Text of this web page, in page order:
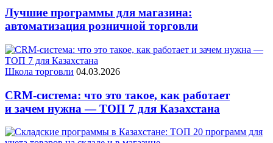
Лучшие программы для магазина:
автоматизация розничной торговли
Школа торговли 04.03.2026
CRM-система: что это такое, как работает
и зачем нужна — ТОП 7 для Казахстана